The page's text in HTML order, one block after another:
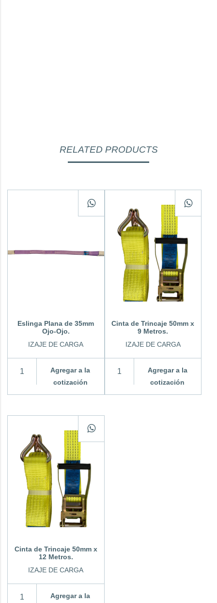
RELATED PRODUCTS
Eslinga Plana de 35mm
Ojo-Ojo.
IZAJE DE CARGA
Agregar a la
cotización
Cinta de Trincaje 50mm x
9 Metros.
IZAJE DE CARGA
Agregar a la
cotización
Cinta de Trincaje 50mm x
12 Metros.
IZAJE DE CARGA
Agregar a la